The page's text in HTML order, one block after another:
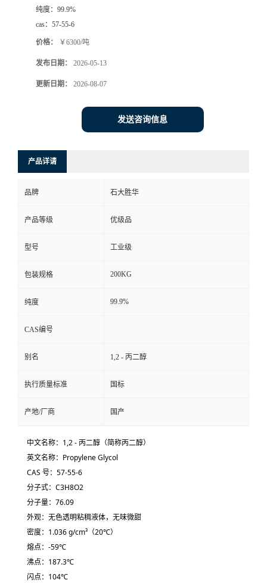
纯度： 99.9%
cas： 57-55-6
价格： ￥6300/吨
发布日期： 2026-05-13
更新日期： 2026-08-07
发送咨询信息
产品详请
品牌 石大胜华
产品等级 优级品
型号 工业级
包装规格 200KG
纯度 99.9%
CAS编号
别名 1,2 - 丙二醇
执行质量标准 国标
产地/厂商 国产
中文名称：1,2 - 丙二醇（简称丙二醇）
英文名称：Propylene Glycol
CAS 号：57-55-6
分子式： C3H8O2
分子量：76.09
外观：无色透明粘稠液体，无味微甜
密度：1.036 g/cm³（20℃）
熔点：-59℃
沸点：187.3℃
闪点：104℃